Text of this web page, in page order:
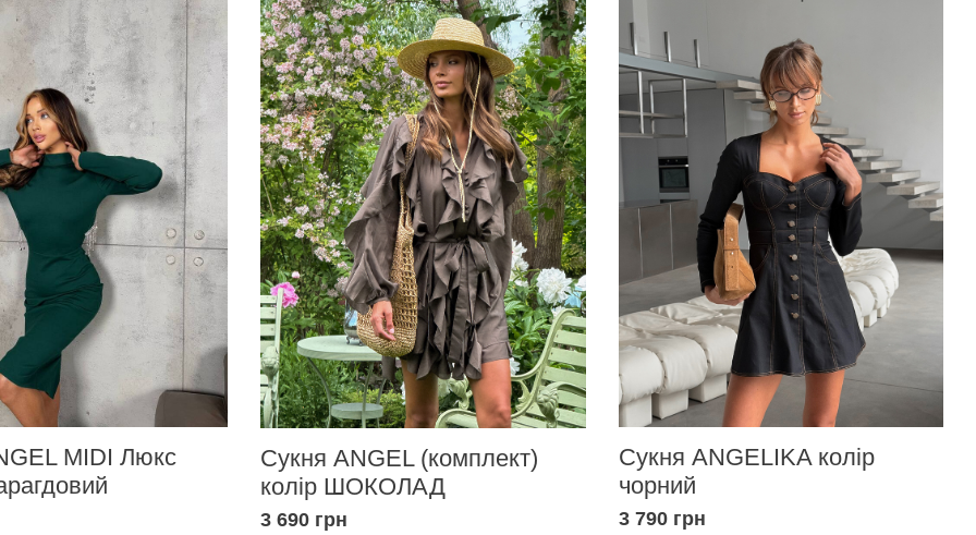
MIDI Люкс
Сукня ANGEL (комплект)
колір ШОКОЛАД
3 690 грн
Сукня ANGELIKA колір
чорний
3 790 грн